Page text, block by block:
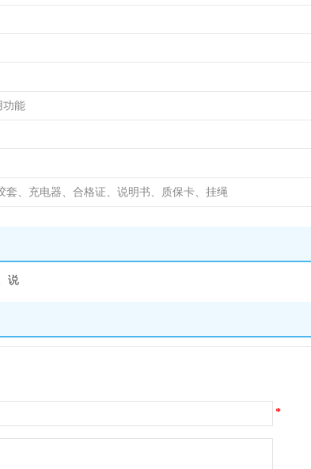
功能
套、充电器、合格证、说明书、质保卡、挂绳
说
*